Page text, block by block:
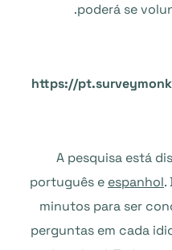
poderá se
https://
A pesquisa está
português e espanhol.
minutos para ser
perguntas em cada